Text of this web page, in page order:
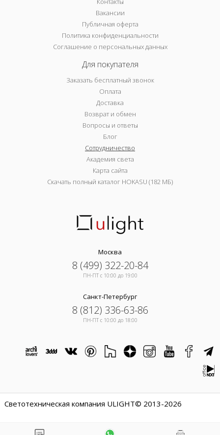
Вакансии
Публичная оферта
Политика конфиденциальности
Соглашение о персональных данных
Для покупателя
Заказать бесплатный звонок
Оплата
Доставка
Возврат и обмен
Вопросы и ответы
Блог
Сотрудничество
Академия света
Карта сайта
Скачать полный каталог HOKASU (182 МБ)
Москва
8 (499) 322-20-84
ПН-ПТ c 10:00 до 19:00
Санкт-Петербург
8 (812) 336-63-86
ПН-ПТ c 10:00 до 18:00
Светотехническая компания ULIGHT© 2013-2026